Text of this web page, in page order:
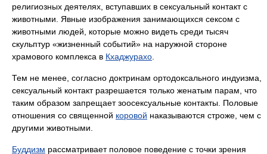
религиозных деятелях, вступавших в сексуальный контакт с
животными. Явные изображения занимающихся сексом с
животными людей, которые можно видеть среди тысяч
скульптур «жизненный событий» на наружной стороне
храмового комплекса в Кхаджурахо
Тем не менее, согласно доктринам ортодоксального индуизма,
сексуальный контакт разрешается только женатым парам, что
таким образом запрещает зоосексуальные контакты. Половые
отношения со священной коровой наказываются строже, чем с
другими животными.
Буддизм рассматривает половое поведение с точки зрения